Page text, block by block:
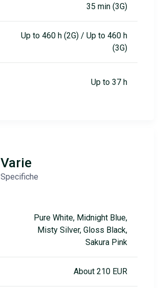
35 min (3G)
Up to 460 h (2G) / Up to 460 h
(3G)
Up to 37 h
Varie
Specifiche
Pure White, Midnight Blue,
Misty Silver, Gloss Black,
Sakura Pink
About 210 EUR